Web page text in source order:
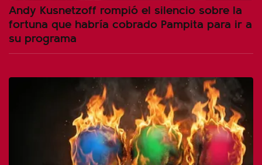
Andy Kusnetzoff rompió el silencio sobre la
fortuna que habría cobrado Pampita para ir a
su programa